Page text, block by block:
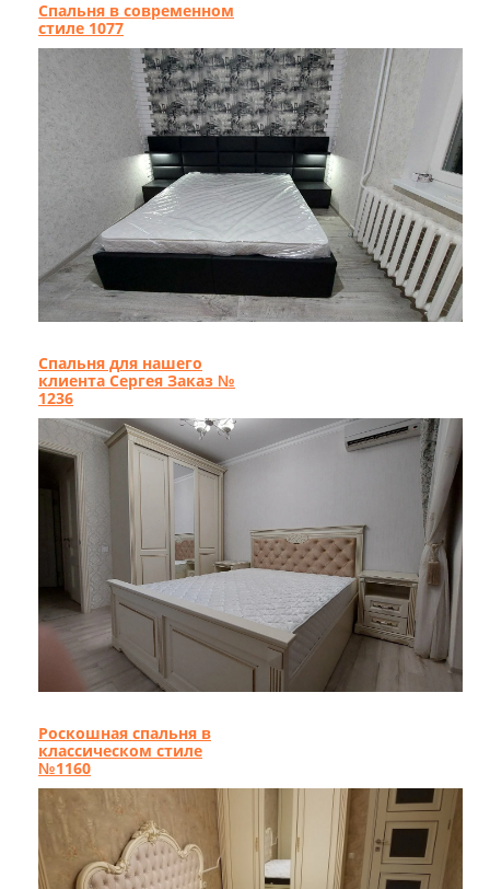
Спальня в современном
стиле 1077
Спальня для нашего
клиента Сергея Заказ №
1236
Роскошная спальня в
классическом стиле
№1160